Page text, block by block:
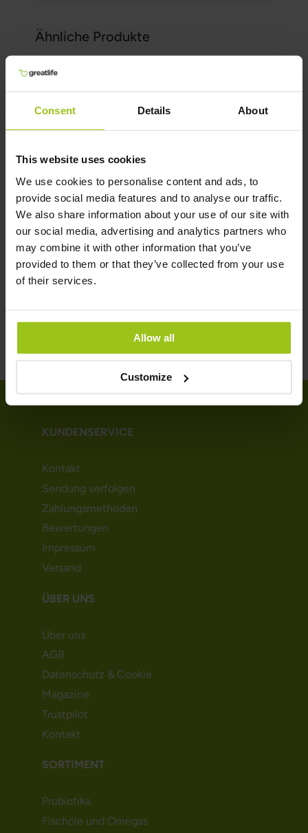
Consent Details About
This website uses cookies
We use cookies to personalise content and ads, to
provide social media features and to analyse our traffic.
We also share information about your use of our site with
our social media, advertising and analytics partners who
may combine it with other information that you’ve
provided to them or that they’ve collected from your use
of their services.
Allow all
Customize
Ähnliche Produkte
Hibiskus und Löwenzahn
29,99 €
Rating:
100%
In den Warenkorb
KUNDENSERVICE
Kontakt
Sendung verfolgen
Zahlungsmethoden
Bewertungen
Impressum
Versand
ÜBER UNS
Über uns
AGB
Datenschutz & Cookie
Magazine
Trustpilot
Kontakt
SORTIMENT
Probiotika
Fischöle und Omegas